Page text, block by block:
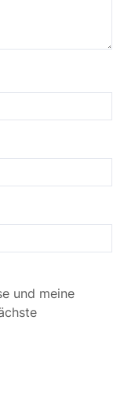
und meine